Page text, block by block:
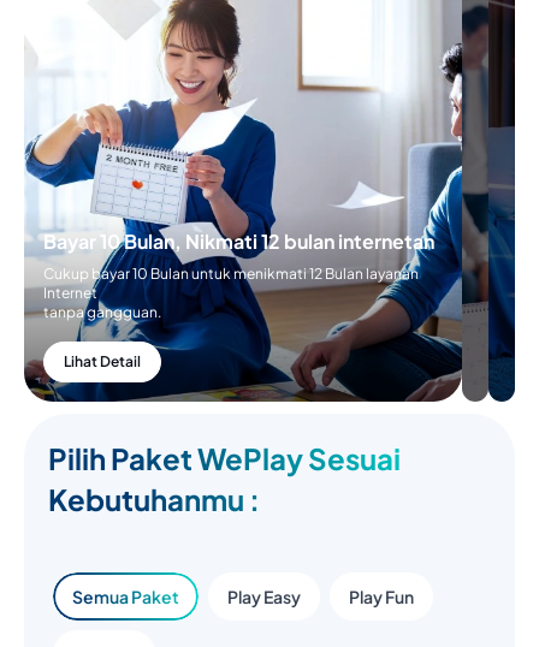
Bayar 10 Bulan, Nikmati 12 bulan internetan
Cukup bayar 10 Bulan untuk menikmati 12 Bulan layanan
Internet
tanpa gangguan.
Lihat Detail
Pilih Paket WePlay Sesuai
Kebutuhanmu :
Semua Paket Play Easy Play Fun